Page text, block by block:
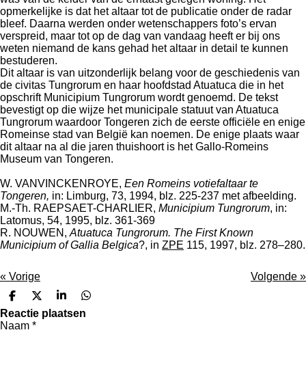
opmerkelijke is dat het altaar tot de publicatie onder de radar
bleef. Daarna werden onder wetenschappers foto’s ervan
verspreid, maar tot op de dag van vandaag heeft er bij ons
weten niemand de kans gehad het altaar in detail te kunnen
bestuderen.
Dit altaar is van uitzonderlijk belang voor de geschiedenis van
de civitas Tun­grorum en haar hoofdstad Atuatuca die in het
opschrift Municipium Tungrorum wordt genoemd. De tekst
bevestigt op die wijze het municipale statuut van Atuatuca
Tungrorum waardoor Tongeren zich de eerste officiële en enige
Romeinse stad van België kan noemen. De enige plaats waar
dit altaar na al die jaren thuishoort is het Gallo-Romeins
Museum van Tongeren.
W. VANVINCKENROYE, Een Romeins votiefaltaar te
Tongeren, in: Limburg, 73, 1994, blz. 225-237 met afbeelding.
M.-Th. RAEPSAET-CHARLIER, Municipium Tungrorum, in:
Latomus, 54, 1995, blz. 361-369
R. NOUWEN, Atuatuca Tungrorum. The First Known
Municipium of Gallia Belgica?, in ZPE 115, 1997, blz. 278–280.
« Vorige Volgende »
D
e
l
e
D
e
e
S
h
D
e
Reactie plaatsen
Naam *